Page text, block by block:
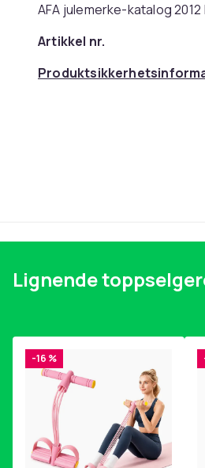
AFA julemerke-katalog 2012
Artikkel nr.
Lignende
-16 %